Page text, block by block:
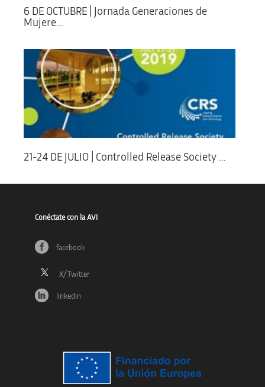
6 DE OCTUBRE | Jornada Generaciones de
Mujere...
21-24 DE JULIO | Controlled Release Society ...
Conéctate con la AVI
facebook
linkedin